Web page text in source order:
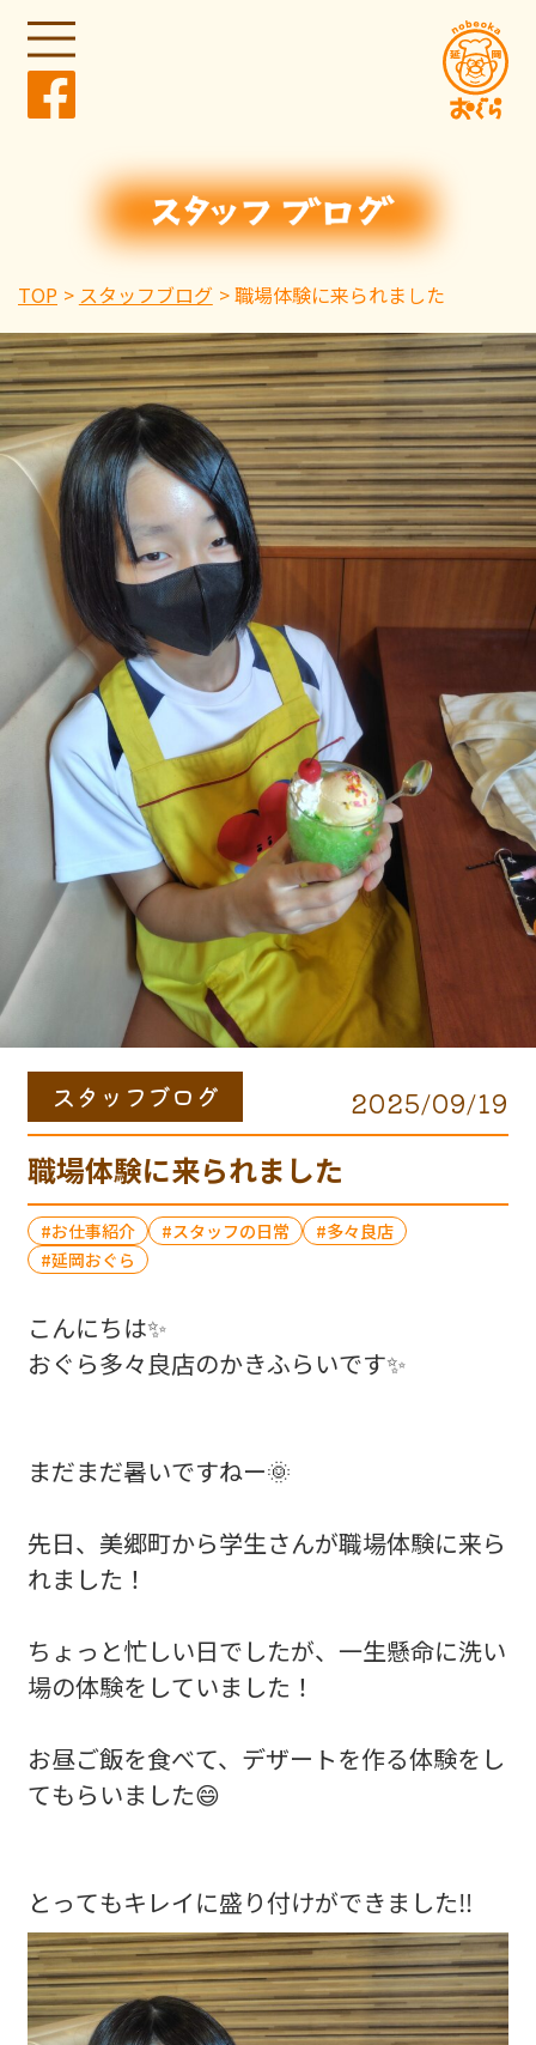
TOP スタッフブログ 職場体験に来られました
スタッフブログ 2025/09/19
職場体験に来られました
お仕事紹介 スタッフの日常
多々良店
延岡おぐら
こんにちは✨
おぐら多々良店のかきふらいです✨
まだまだ暑いですねー🌞
先日、美郷町から学生さんが職場体験に来ら
れました！
ちょっと忙しい日でしたが、一生懸命に洗い
場の体験をしていました！
お昼ご飯を食べて、デザートを作る体験をし
てもらいました😄
とってもキレイに盛り付けができました‼️